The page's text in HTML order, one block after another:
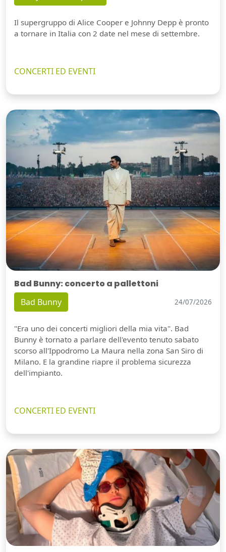
Il supergruppo di Alice Cooper e Johnny Depp è pronto
a tornare in Italia con 2 date nel mese di settembre.
CONCERTI ED EVENTI
Bad Bunny: concerto a pallettoni
Bad Bunny 24/07/2026
"Era uno dei concerti migliori della mia vita". Bad
Bunny è tornato a parlare dell'evento tenuto sabato
scorso all'Ippodromo La Maura nella zona San Siro di
Milano. E la grandine riapre il problema sicurezza
dell'impianto.
CONCERTI ED EVENTI